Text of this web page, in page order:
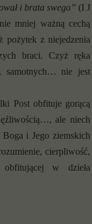
i brata swego” (I J
mniej ważną cechą
pożytek z niejedzenia
braci. Czyż ręka
samotnych… nie jest
Post obfituje gorącą
ale niech
i Jego ziemskich
cierpliwość,
w dzieła